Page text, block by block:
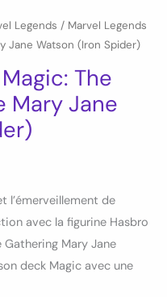
Legends / Marvel Legends
Jane Watson (Iron Spider)
The
Mary Jane
l’émerveillement de
avec la figurine Hasbro
Gathering Mary Jane
deck Magic avec une